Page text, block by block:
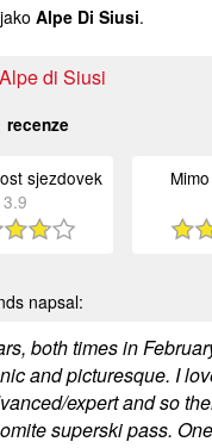
Alpe Di Siusi.
di Siusi
recenze
sjezdovek
3.9
napsal:
both times in
and picturesque. I
expert and so
superski pass.